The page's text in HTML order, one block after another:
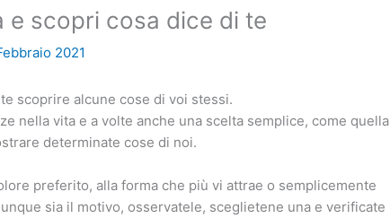
e scopri cosa dice di te
2021
scoprire alcune cose di voi stessi.
nella vita e a volte anche una scelta semplice, come quella
determinate cose di noi.
preferito, alla forma che più vi attrae o semplicemente
sia il motivo, osservatele, sceglietene una e verificate